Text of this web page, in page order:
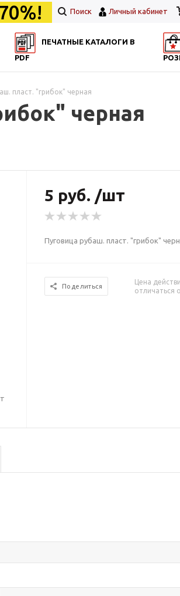
Поиск Личный кабинет
ПЕЧАТНЫЕ КАТАЛОГИ В
PDF
пласт. "грибок" черная
черная
5 руб. /шт
Пуговица рубаш. пласт. "грибок"
Поделиться
Цена
отличаться